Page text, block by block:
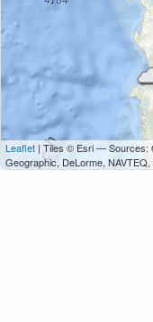
Leaflet | Tiles © Esri — Sources:
Geographic, DeLorme,